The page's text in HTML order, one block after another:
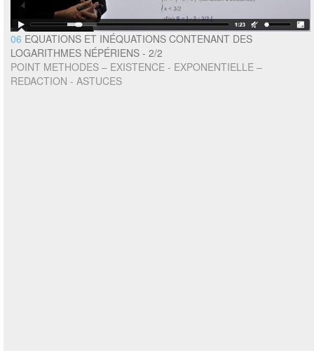
06 EQUATIONS ET INÉQUATIONS CONTENANT DES
LOGARITHMES NÉPÉRIENS - 2/2
POINT METHODES – EXISTENCE - EXPONENTIELLE –
REDACTION - ASTUCES